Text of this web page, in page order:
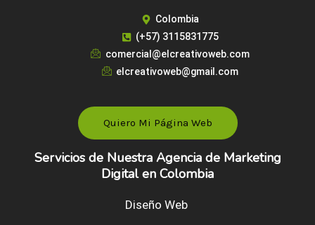
Colombia
(+57) 3115831775
comercial@elcreativoweb.com
elcreativoweb@gmail.com
Quiero Mi Página Web
Servicios de Nuestra Agencia de Marketing
Digital en Colombia
Diseño Web